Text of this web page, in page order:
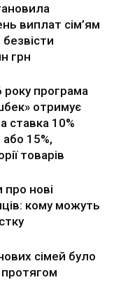
виплат сім’ям
грн
року програма
отримує
ставка 10%
15%,
товарів
про нові
кому можуть
сімей було
протягом